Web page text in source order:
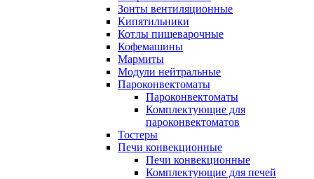
Зонты вентиляционные
Кипятильники
Котлы пищеварочные
Кофемашины
Мармиты
Модули нейтральные
Пароконвектоматы
Пароконвектоматы
Комплектующие для
пароконвектоматов
Тостеры
Печи конвекционные
Печи конвекционные
Комплектующие для печей